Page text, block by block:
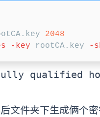
2048
-key rootCA.key -
fully qualified
文件夹下生成俩个